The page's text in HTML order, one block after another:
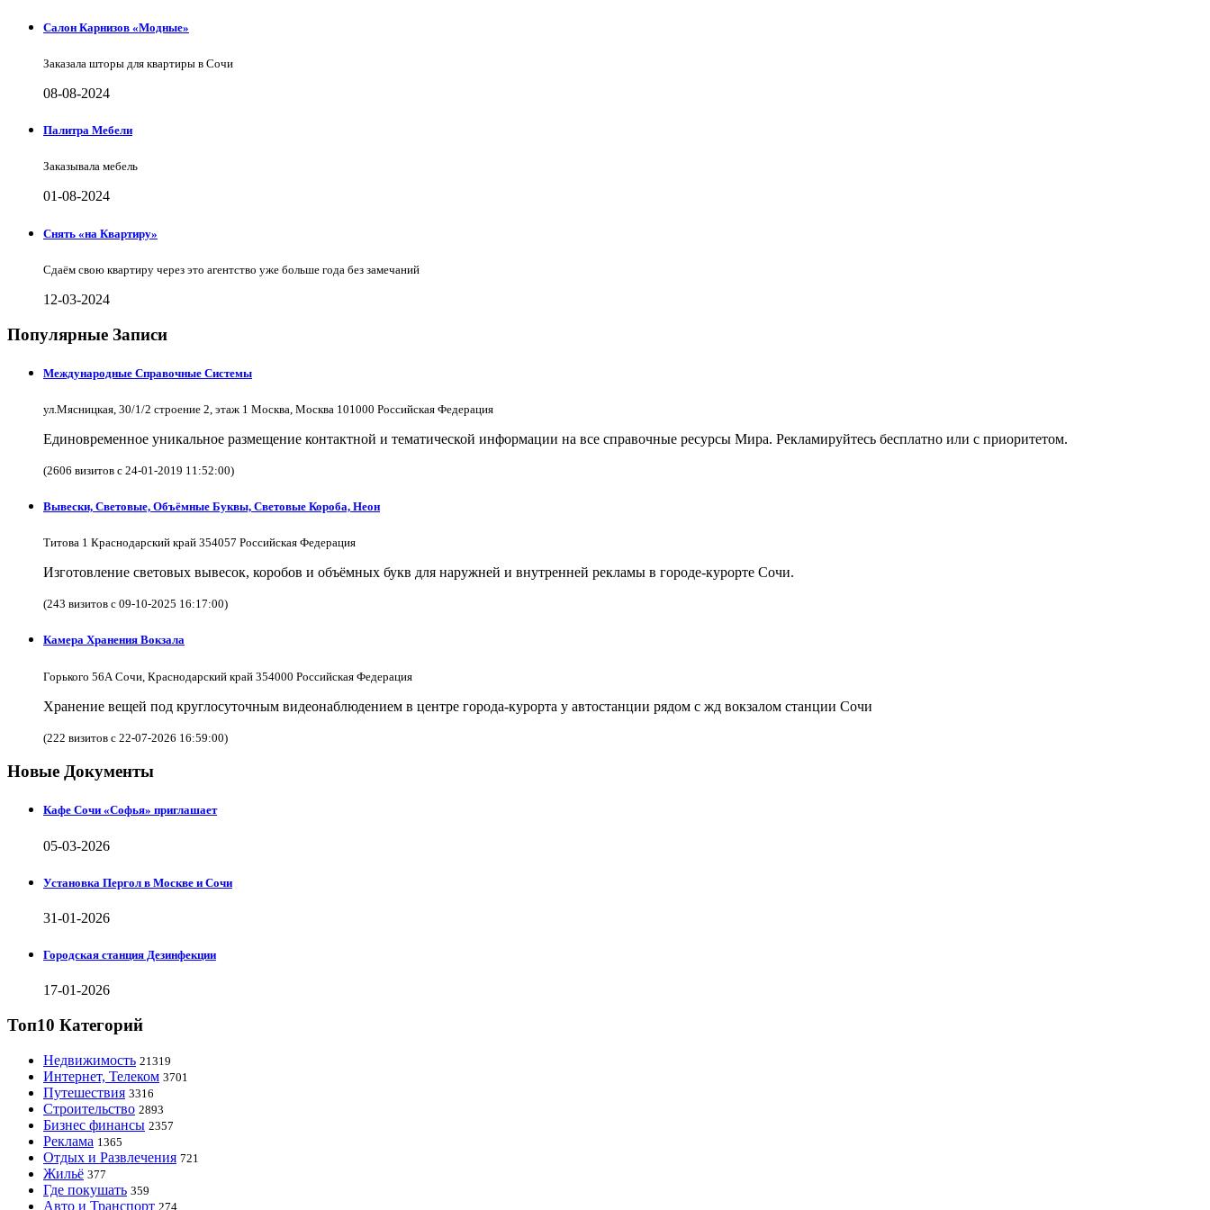
Салон Карнизов «Модные»
Заказала шторы для квартиры в Сочи
08-08-2024
Палитра Мебели
Заказывала мебель
01-08-2024
Снять «на Квартиру»
Сдаём свою квартиру через это агентство уже больше года без замечаний
12-03-2024
Популярные Записи
Международные Справочные Системы
ул.Мясницкая, 30/1/2 строение 2, этаж 1 Москва, Москва 101000 Российская Федерация
Единовременное уникальное размещение контактной и тематической информации на все справочные ресурсы Мира. Рекламируйтесь бесплатно или с приоритетом.
(2606 визитов с 24-01-2019 11:52:00)
Вывески, Световые, Объёмные Буквы, Световые Короба, Неон
Титова 1 Краснодарский край 354057 Российская Федерация
Изготовление световых вывесок, коробов и объёмных букв для наружней и внутренней рекламы в городе-курорте Сочи.
(243 визитов с 09-10-2025 16:17:00)
Камера Хранения Вокзала
Горького 56А Сочи, Краснодарский край 354000 Российская Федерация
Хранение вещей под круглосуточным видеонаблюдением в центре города-курорта у автостанции рядом с жд вокзалом станции Сочи
(222 визитов с 22-07-2026 16:59:00)
Новые Документы
Кафе Сочи «Софья» приглашает
05-03-2026
Установка Пергол в Москве и Сочи
31-01-2026
Городская станция Дезинфекции
17-01-2026
Топ10 Категорий
Недвижимость 21319
Интернет, Телеком 3701
Путешествия 3316
Строительство 2893
Бизнес финансы 2357
Реклама 1365
Отдых и Развлечения 721
Жильё 377
Где покушать 359
Авто и Транспорт 274